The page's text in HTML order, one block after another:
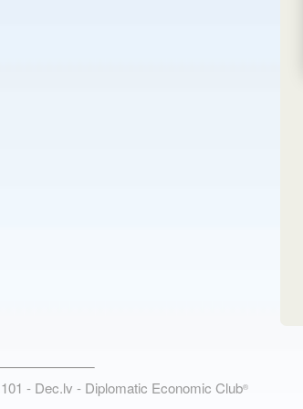
- Dec.lv - Diplomatic Economic Club®